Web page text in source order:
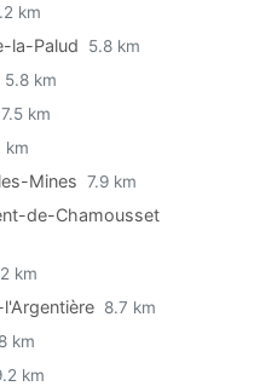
km
la-Palud 5.8 km
5.8 km
7.5 km
km
Mines 7.9 km
de-Chamousset
km
8.7 km
km
km